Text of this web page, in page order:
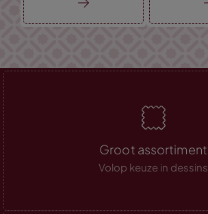
Groot assortiment
Volop keuze in dessins